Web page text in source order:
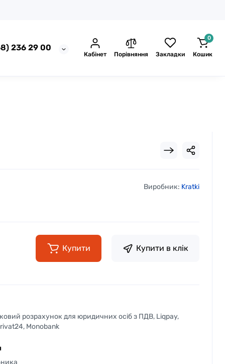
236 29 00
Кабінет Порівняння Закладки
0
Кошик
Виробник: Kratki
Купити Купити в клік
розрахунок для юридичних осіб з ПДВ, Liqpay,
Monobank